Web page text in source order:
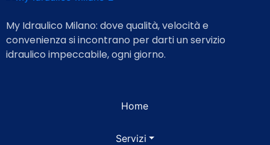
My Idraulico Milano: dove qualità, velocità e
convenienza si incontrano per darti un servizio
idraulico impeccabile, ogni giorno.
Home
Servizi